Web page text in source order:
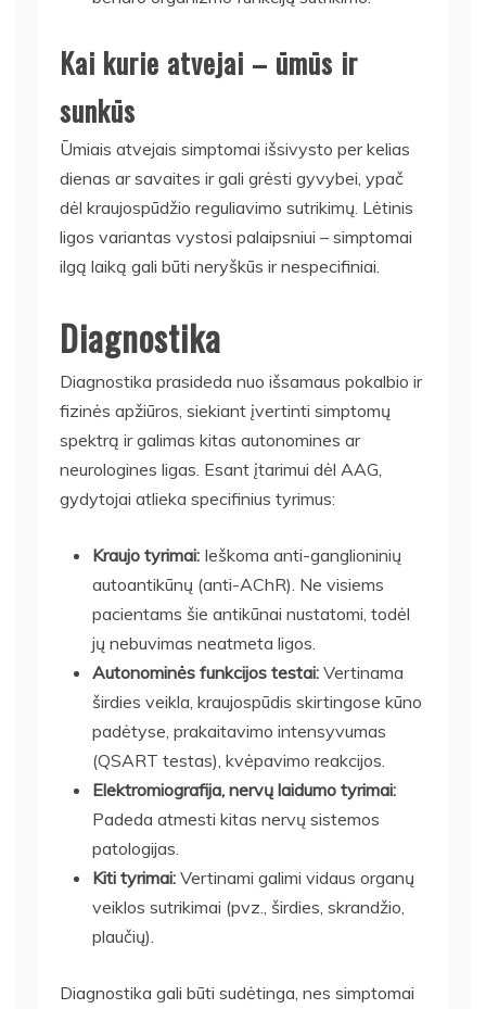
Kai kurie atvejai – ūmūs ir
sunkūs
Ūmiais atvejais simptomai išsivysto per kelias
dienas ar savaites ir gali grėsti gyvybei, ypač
dėl kraujospūdžio reguliavimo sutrikimų. Lėtinis
ligos variantas vystosi palaipsniui – simptomai
ilgą laiką gali būti neryškūs ir nespecifiniai.
Diagnostika
Diagnostika prasideda nuo išsamaus pokalbio ir
fizinės apžiūros, siekiant įvertinti simptomų
spektrą ir galimas kitas autonomines ar
neurologines ligas. Esant įtarimui dėl AAG,
gydytojai atlieka specifinius tyrimus:
Kraujo tyrimai: Ieškoma anti-ganglioninių
autoantikūnų (anti-AChR). Ne visiems
pacientams šie antikūnai nustatomi, todėl
jų nebuvimas neatmeta ligos.
Autonominės funkcijos testai: Vertinama
širdies veikla, kraujospūdis skirtingose kūno
padėtyse, prakaitavimo intensyvumas
(QSART testas), kvėpavimo reakcijos.
Elektromiografija, nervų laidumo tyrimai:
Padeda atmesti kitas nervų sistemos
patologijas.
Kiti tyrimai: Vertinami galimi vidaus organų
veiklos sutrikimai (pvz., širdies, skrandžio,
plaučių).
Diagnostika gali būti sudėtinga, nes simptomai